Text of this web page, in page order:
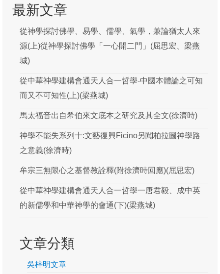
編輯室
石衡潭
吳瑞龍
周漢燊
屈思宏
徐濟時
黃保羅
葛牧之
韓思藝
最新文章
從神學探討佛學、易學、儒學、氣學，兼論猶太人來
源(上)從神學探討佛學「一心開二門」(屈思宏、梁燕
城)
從中華神學建構會通天人合一哲學-中國本體論之可知
而又不可知性(上)(梁燕城)
馬太福音出自希伯來文底本之研究及其全文(徐濟時)
神學不能失系列十:文藝復興Ficino另闖柏拉圖神學路
之意義(徐濟時)
牟宗三無限心之基督教詮釋(附徐濟時回應)(屈思宏)
從中華神學建構會通天人合一哲學一唐君毅、成中英
的新儒學和中華神學的會通(下)(梁燕城)
文章分類
吳梓明文章